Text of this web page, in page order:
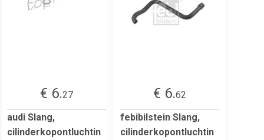
€ 6.27
audi Slang,
cilinderkopontluchtin
€ 6.62
febibilstein Slang,
cilinderkopontluchtin